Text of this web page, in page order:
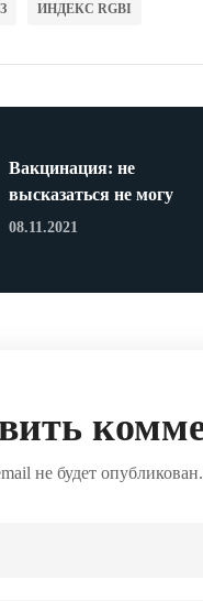
ИНДЕКС RGBI
Вакцинация: не
высказаться не могу
08.11.2021
не будет опубликован.